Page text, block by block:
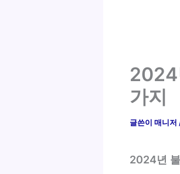
2024
가지
글쓴이 매니저
2024년